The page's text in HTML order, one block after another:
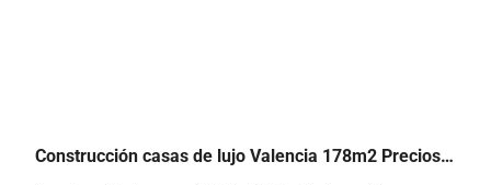
Construcción casas de lujo Valencia 178m2 Precios y Modelos